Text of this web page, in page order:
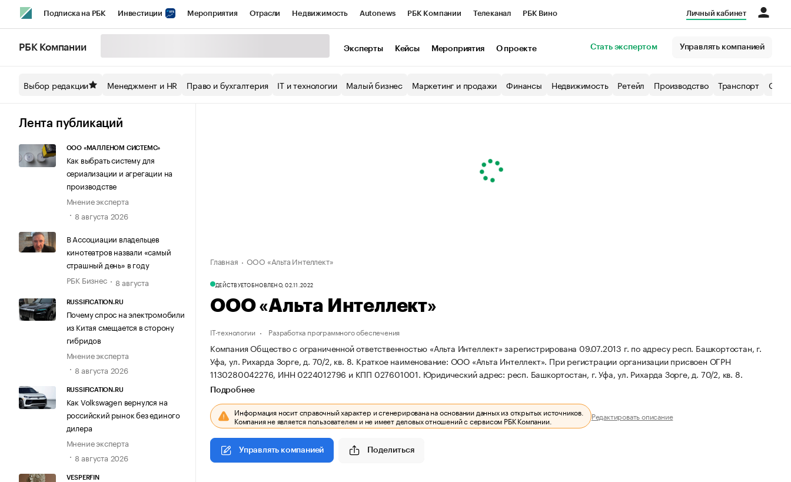
Подписка на РБК Инвестиции Мероприятия Отрасли Недвижимость Autonews РБК Компании Телеканал РБК Вино
Спецпроекты СПб Конференции СПб Спецпроекты Экономика Бизнес
Технологии и медиа
Личный кабинет
РБК Компании Эксперты Кейсы Мероприятия О проекте Стать экспертом Управлять компанией
Выбор редакции Менеджмент и HR Право и бухгалтерия IT и технологии Малый бизнес Маркетинг и продажи Финансы Недвижимость Ретейл Производство Транспорт
Лента публикаций
ООО «МАЛЛЕНОМ СИСТЕМС»
Как выбрать систему для
сериализации и агрегации на
производстве
Мнение эксперта
8 августа 2026
В Ассоциации владельцев
кинотеатров назвали «самый
страшный день» в году
РБК Бизнес
8 августа
RUSSIFICATION.RU
Почему спрос на электромобили
из Китая смещается в сторону
гибридов
Мнение эксперта
8 августа 2026
RUSSIFICATION.RU
Как Volkswagen вернулся на
российский рынок без единого
дилера
Мнение эксперта
8 августа 2026
VESPERFIN
Главная ООО «Альта Интеллект»
ДЕЙСТВУЕТОБНОВЛЕНО, 02.11.2022
ООО «Альта Интеллект»
IT-технологии Разработка программного обеспечения
Компания Общество с ограниченной ответственностью «Альта Интеллект» зарегистрирована 09.07.2013 г. по адресу респ. Башкортостан, г.
Уфа, ул. Рихарда Зорге, д. 70/2, кв. 8. Краткое наименование: ООО «Альта Интеллект». При регистрации организации присвоен ОГРН
1130280042276, ИНН 0224012796 и КПП 027601001. Юридический адрес: респ. Башкортостан, г. Уфа, ул. Рихарда Зорге, д. 70/2, кв. 8.
Подробнее
Информация носит справочный характер и сгенерирована на основании данных из открытых источников.
Компания не является пользователем и не имеет деловых отношений с сервисом РБК Компании. Редактировать описание
Управлять компанией Поделиться